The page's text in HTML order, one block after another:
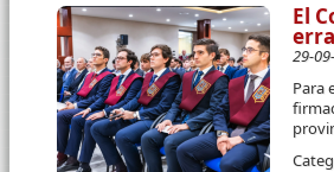
El
29-
Para